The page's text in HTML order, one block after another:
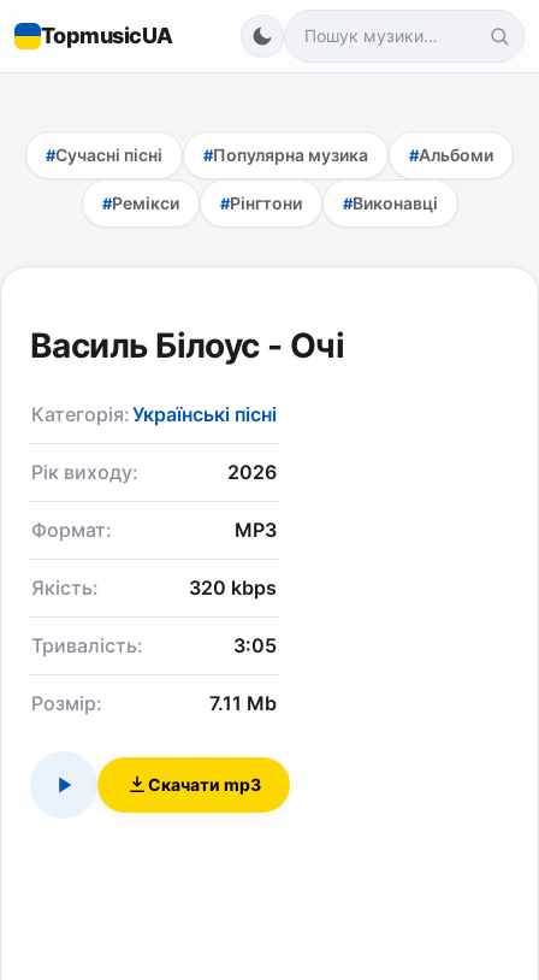
TopmusicUA
Сучасні пісні Популярна музика Альбоми
Ремікси Рінгтони Виконавці
Василь Білоус - Очі
Категорія:Українські пісні
Рік виходу: 2026
Формат: MP3
Якість: 320 kbps
Тривалість: 3:05
Розмір: 7.11 Mb
Скачати mp3